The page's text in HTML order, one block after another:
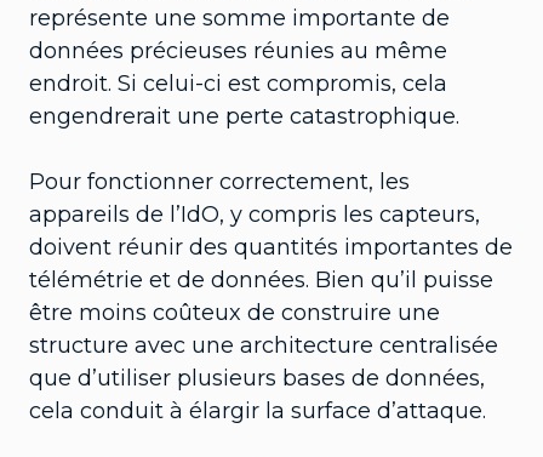
représente une somme importante de
données précieuses réunies au même
endroit. Si celui-ci est compromis, cela
engendrerait une perte catastrophique.
Pour fonctionner correctement, les
appareils de l’IdO, y compris les capteurs,
doivent réunir des quantités importantes de
télémétrie et de données. Bien qu’il puisse
être moins coûteux de construire une
structure avec une architecture centralisée
que d’utiliser plusieurs bases de données,
cela conduit à élargir la surface d’attaque.